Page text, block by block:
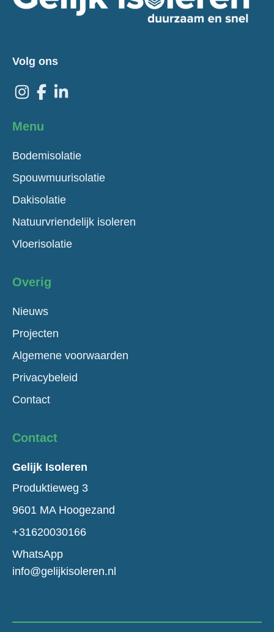
Volg ons
Menu
Bodemisolatie
Spouwmuurisolatie
Dakisolatie
Natuurvriendelijk isoleren
Vloerisolatie
Overig
Nieuws
Projecten
Algemene voorwaarden
Privacybeleid
Contact
Contact
Gelijk Isoleren
Produktieweg 3
9601 MA Hoogezand
+31620030166
WhatsApp
info@gelijkisoleren.nl